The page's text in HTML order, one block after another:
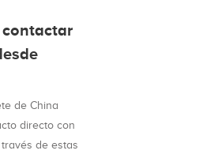
contactar
de China
directo con
de estas